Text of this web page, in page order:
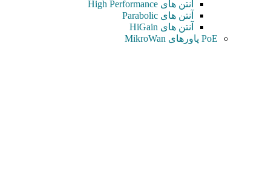
آنتن های High Performance
آنتن های Parabolic
آنتن های HiGain
PoE پاورهای MikroWan